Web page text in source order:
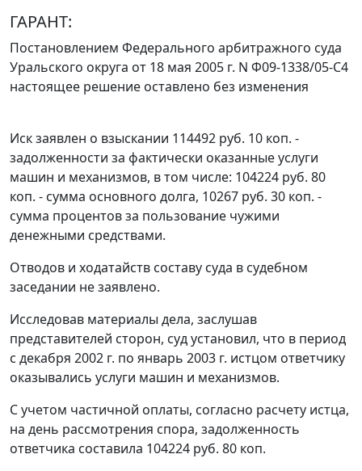
ГАРАНТ:
Постановлением Федерального арбитражного суда
Уральского округа от 18 мая 2005 г. N Ф09-1338/05-С4
настоящее решение оставлено без изменения
Иск заявлен о взыскании 114492 руб. 10 коп. -
задолженности за фактически оказанные услуги
машин и механизмов, в том числе: 104224 руб. 80
коп. - сумма основного долга, 10267 руб. 30 коп. -
сумма процентов за пользование чужими
денежными средствами.
Отводов и ходатайств составу суда в судебном
заседании не заявлено.
Исследовав материалы дела, заслушав
представителей сторон, суд установил, что в период
с декабря 2002 г. по январь 2003 г. истцом ответчику
оказывались услуги машин и механизмов.
С учетом частичной оплаты, согласно расчету истца,
на день рассмотрения спора, задолженность
ответчика составила 104224 руб. 80 коп.